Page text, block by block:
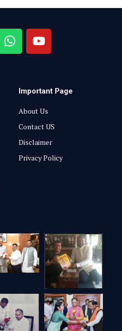
Important Page
About Us
Contact US
Disclaimer
Privacy Policy